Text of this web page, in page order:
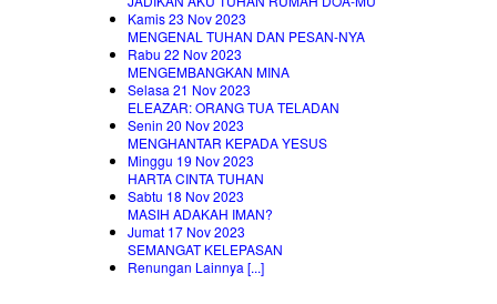
Kamis 23 Nov 2023
MENGENAL TUHAN DAN PESAN-NYA
Rabu 22 Nov 2023
MENGEMBANGKAN MINA
Selasa 21 Nov 2023
ELEAZAR: ORANG TUA TELADAN
Senin 20 Nov 2023
MENGHANTAR KEPADA YESUS
Minggu 19 Nov 2023
HARTA CINTA TUHAN
Sabtu 18 Nov 2023
MASIH ADAKAH IMAN?
Jumat 17 Nov 2023
SEMANGAT KELEPASAN
Renungan Lainnya [...]